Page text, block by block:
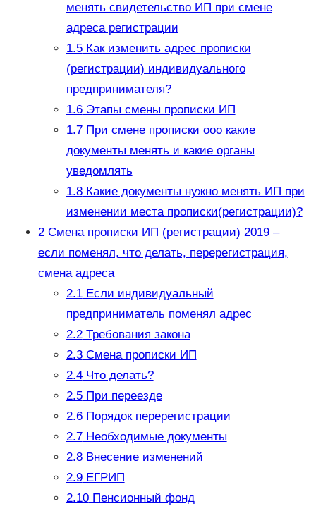
менять свидетельство ИП при смене
адреса регистрации
1.5Как изменить адрес прописки
(регистрации) индивидуального
предпринимателя?
1.6Этапы смены прописки ИП
1.7При смене прописки ооо какие
документы менять и какие органы
уведомлять
1.8Какие документы нужно менять ИП при
изменении места прописки(регистрации)?
2Смена прописки ИП (регистрации) 2019 –
если поменял, что делать, перерегистрация,
смена адреса
2.1Если индивидуальный
предприниматель поменял адрес
2.2Требования закона
2.3Смена прописки ИП
2.4Что делать?
2.5При переезде
2.6Порядок перерегистрации
2.7Необходимые документы
2.8Внесение изменений
2.9ЕГРИП
2.10Пенсионный фонд